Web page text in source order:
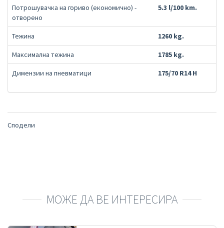
Потрошувачка на гориво (економично) -
отворено
5.3 l/100 km.
Тежина 1260 kg.
Максимална тежина 1785 kg.
Димензии на пневматици 175/70 R14 H
Сподели
МОЖЕ ДА ВЕ ИНТЕРЕСИРА